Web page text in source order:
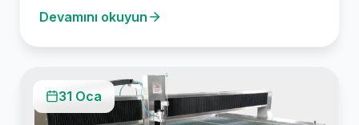
Devamını okuyun
31 Oca